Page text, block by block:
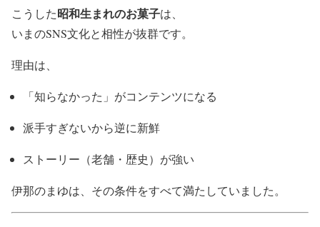
こうした昭和生まれのお菓子は、
いまのSNS文化と相性が抜群です。
理由は、
「知らなかった」がコンテンツになる
派手すぎないから逆に新鮮
ストーリー（老舗・歴史）が強い
伊那のまゆは、その条件をすべて満たしていました。